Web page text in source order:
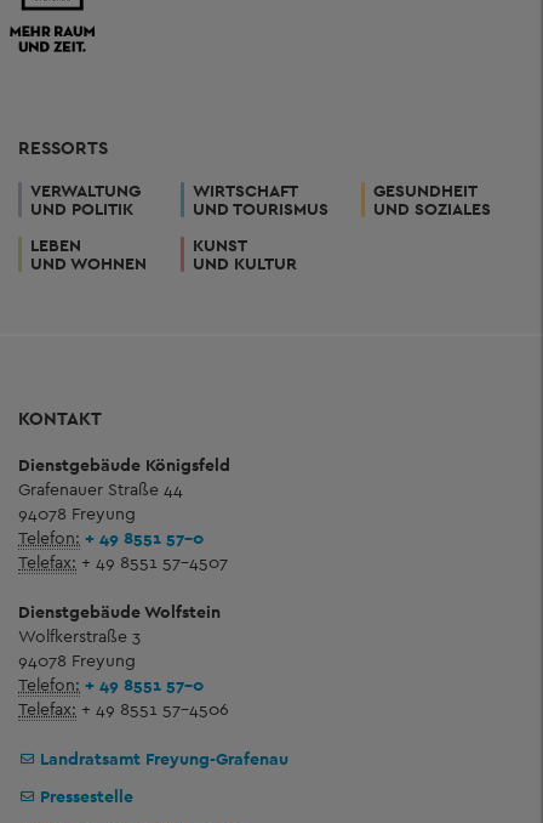
RESSORTS
VERWALTUNG
UND POLITIK
WIRTSCHAFT
UND TOURISMUS
GESUNDHEIT
UND SOZIALES
LEBEN
UND WOHNEN
KUNST
UND KULTUR
KONTAKT
Dienstgebäude Königsfeld
Grafenauer Straße 44
94078 Freyung
Telefon: + 49 8551 57-0
Telefax: + 49 8551 57-4507
Dienstgebäude Wolfstein
Wolfkerstraße 3
94078 Freyung
Telefon: + 49 8551 57-0
Telefax: + 49 8551 57-4506
Landratsamt Freyung-Grafenau
Pressestelle